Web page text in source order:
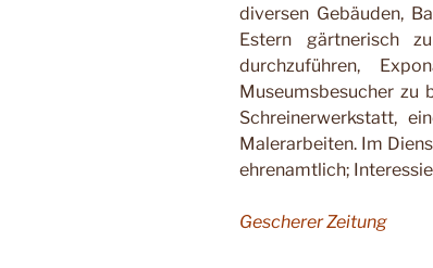
diversen Gebäuden,
Estern gärtnerisch
durchzuführen,
Museumsbesucher zu
Schreinerwerkstatt,
Malerarbeiten. Im
ehrenamtlich;
Gescherer Zeitung